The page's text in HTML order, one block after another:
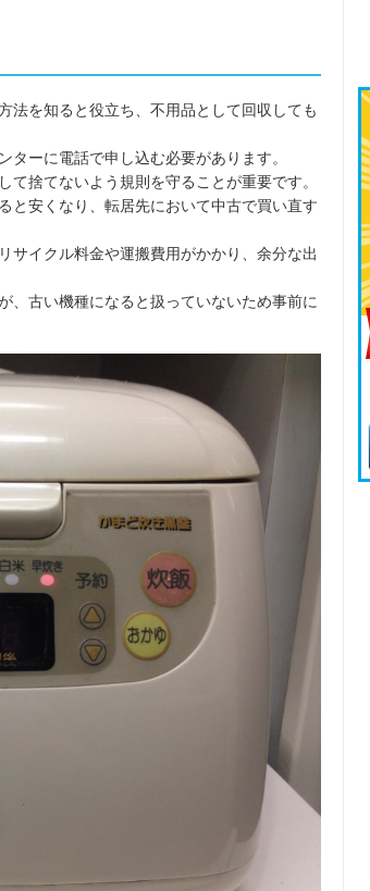
法を知ると役立ち、不用品として回収しても
ーに電話で申し込む必要があります。
捨てないよう規則を守ることが重要です。
と安くなり、転居先において中古で買い直す
サイクル料金や運搬費用がかかり、余分な出
、古い機種になると扱っていないため事前に